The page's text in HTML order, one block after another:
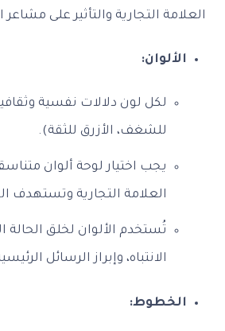
العلامة التجارية والتأثير على
الألوان:
لكل لون دلالات نفسية
للشغف، الأزرق للثقة).
يجب اختيار لوحة ألوان
العلامة التجارية وتستهدف
تُستخدم الألوان لخلق الحالة
الانتباه، وإبراز الرسائل
الخطوط: